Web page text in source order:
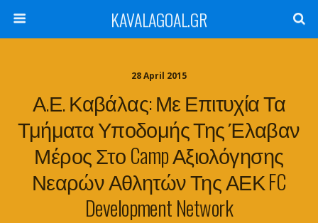
KAVALAGOAL.GR
28 April 2015
Α.Ε. Καβάλας: Με Επιτυχία Τα
Τμήματα Υποδομής Της Έλαβαν
Μέρος Στο Camp Αξιολόγησης
Νεαρών Αθλητών Της ΑΕΚ FC
Development Network